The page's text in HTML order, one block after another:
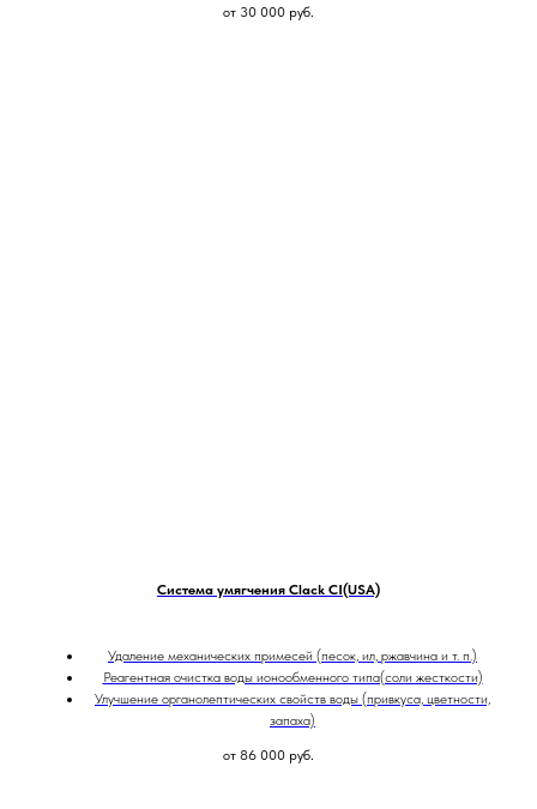
от 30 000 руб.
Система умягчения Clack CI(USA)
Удаление механических примесей (песок, ил, ржавчина и т. п.)
Реагентная очистка воды ионообменного типа(соли жесткости)
Улучшение органолептических свойств воды (привкуса, цветности,
запаха)
от 86 000 руб.